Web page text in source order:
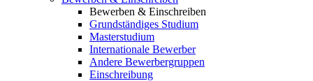
Bewerben & Einschreiben
Grundständiges Studium
Masterstudium
Internationale Bewerber
Andere Bewerbergruppen
Einschreibung